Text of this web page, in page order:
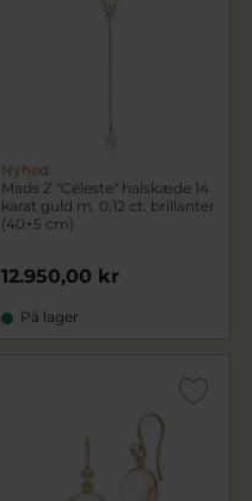
Nyhed
Mads Z "Céleste" halskæde 14
karat guld m. 0,12 ct. brillanter
(40+5 cm)
12.950,00 kr
På lager